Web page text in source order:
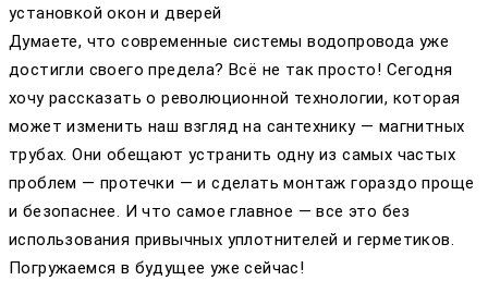
установкой окон и дверей
Думаете, что современные системы водопровода уже
достигли своего предела? Всё не так просто! Сегодня
хочу рассказать о революционной технологии, которая
может изменить наш взгляд на сантехнику — магнитных
трубах. Они обещают устранить одну из самых частых
проблем — протечки — и сделать монтаж гораздо проще
и безопаснее. И что самое главное — все это без
использования привычных уплотнителей и герметиков.
Погружаемся в будущее уже сейчас!